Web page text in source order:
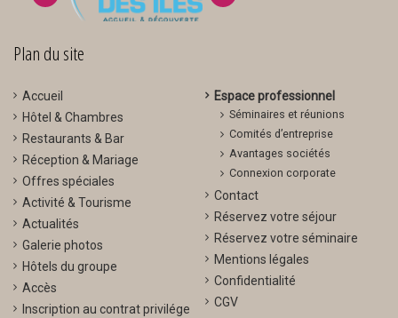
Plan du site
Accueil
Hôtel & Chambres
Restaurants & Bar
Réception & Mariage
Offres spéciales
Activité & Tourisme
Actualités
Galerie photos
Hôtels du groupe
Accès
Inscription au contrat privilége
Espace professionnel
Séminaires et réunions
Comités d’entreprise
Avantages sociétés
Connexion corporate
Contact
Réservez votre séjour
Réservez votre séminaire
Mentions légales
Confidentialité
CGV